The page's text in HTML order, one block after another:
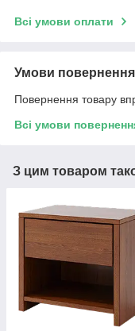
Всі умови оплати
Умови повернення
Повернення товару
Всі умови
З цим товаром